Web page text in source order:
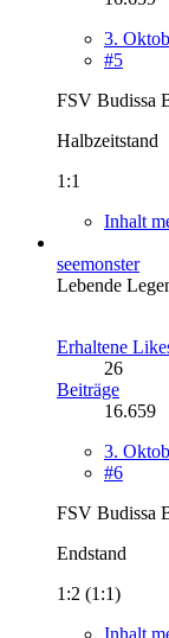
3.
#5
FSV Budissa
Halbzeitstand
1:1
Inhalt
seemonster
Lebende
Erhaltene
26
Beiträge
16.659
3.
#6
FSV Budissa
Endstand
1:2 (1:1)
Inhalt